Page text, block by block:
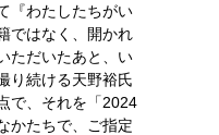
『わたしたちがい
ではなく、開かれ
ただいたあと、い
り続ける天野裕氏
で、それを「2024
かたちで、ご指定